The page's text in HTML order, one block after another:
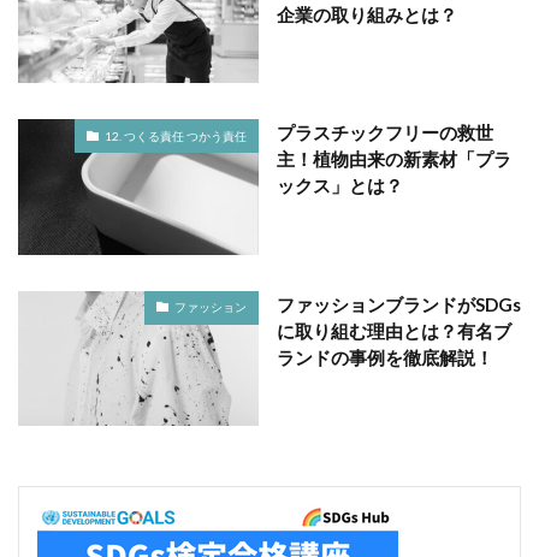
企業の取り組みとは？
12. つくる責任 つかう責任
プラスチックフリーの救世
主！植物由来の新素材「プラ
ックス」とは？
ファッション
ファッションブランドがSDGs
に取り組む理由とは？有名ブ
ランドの事例を徹底解説！